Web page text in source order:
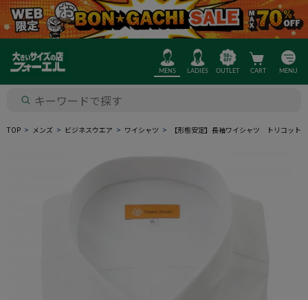
MENS LADIES OUTLET CART MENU
TOP メンズ ビジネスウエア ワイシャツ 【形態安定】長袖ワイシャツ トリコット